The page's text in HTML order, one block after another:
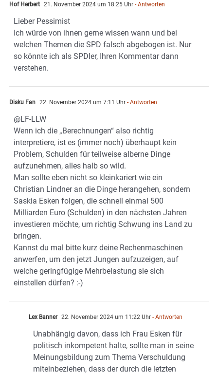
Hof Herbert 21. November 2024 um 18:25 Uhr - Antworten
Lieber Pessimist
Ich würde von ihnen gerne wissen wann und bei
welchen Themen die SPD falsch abgebogen ist. Nur
so könnte ich als SPDler, Ihren Kommentar dann
verstehen.
Disku Fan 22. November 2024 um 7:11 Uhr - Antworten
@LF-LLW
Wenn ich die „Berechnungen“ also richtig
interpretiere, ist es (immer noch) überhaupt kein
Problem, Schulden für teilweise alberne Dinge
aufzunehmen, alles halb so wild.
Man sollte eben nicht so kleinkariert wie ein
Christian Lindner an die Dinge herangehen, sondern
Saskia Esken folgen, die schnell einmal 500
Milliarden Euro (Schulden) in den nächsten Jahren
investieren möchte, um richtig Schwung ins Land zu
bringen.
Kannst du mal bitte kurz deine Rechenmaschinen
anwerfen, um den jetzt Jungen aufzuzeigen, auf
welche geringfügige Mehrbelastung sie sich
einstellen dürfen? :-)
Lex Banner 22. November 2024 um 11:22 Uhr - Antworten
Unabhängig davon, dass ich Frau Esken für
politisch inkompetent halte, sollte man in seine
Meinungsbildung zum Thema Verschuldung
miteinbeziehen, dass der durch die letzten